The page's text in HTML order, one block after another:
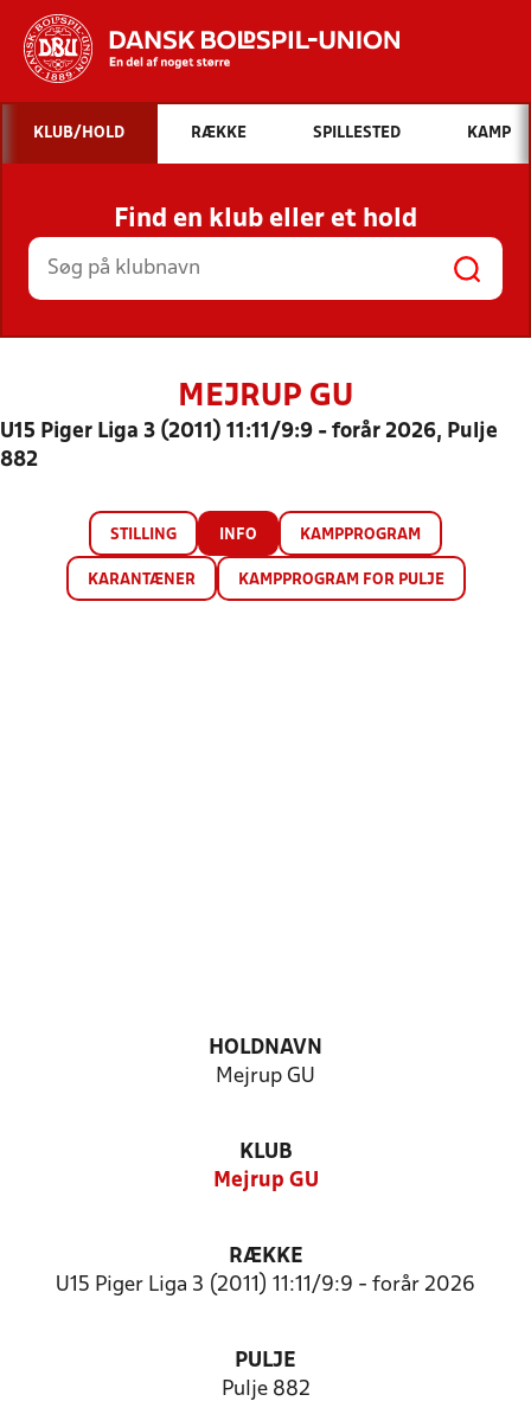
Hvad vil du søge efter?
INDHOLD OG NYHEDER
STILLINGER, RESULTATER, KLUBBER OG
HOLD
KLUB/HOLD RÆKKE SPILLESTED KAMP
Find en klub eller et hold
MEJRUP GU
U15 Piger Liga 3 (2011) 11:11/9:9 - forår 2026, Pulje
882
STILLING INFO KAMPPROGRAM
KARANTÆNER KAMPPROGRAM FOR PULJE
HOLDNAVN
Mejrup GU
KLUB
Mejrup GU
RÆKKE
U15 Piger Liga 3 (2011) 11:11/9:9 - forår 2026
PULJE
Pulje 882